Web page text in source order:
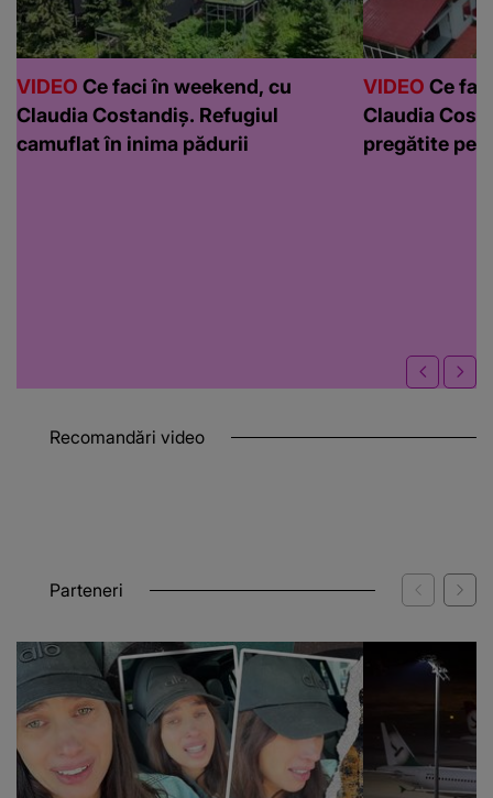
VIDEO Ce faci în weekend, cu
Claudia Costandiș. Refugiul
camuflat în inima pădurii
VIDEO Ce
Claudia
pregătite
Recomandări video
Parteneri